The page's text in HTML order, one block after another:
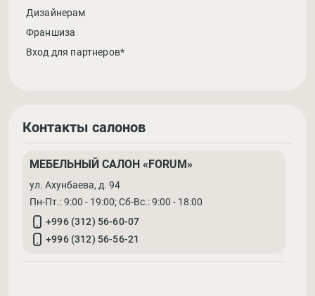
Дизайнерам
Франшиза
Вход для партнеров*
Контакты салонов
МЕБЕЛЬНЫЙ САЛОН «FORUM»
ул. Ахунбаева, д. 94
Пн-Пт.: 9:00 - 19:00; Cб-Вс.: 9:00 - 18:00
+996 (312) 56-60-07
+996 (312) 56-56-21